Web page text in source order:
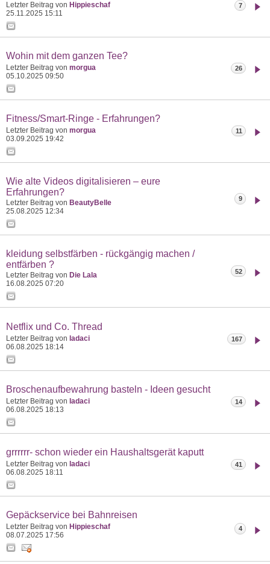
Letzter Beitrag von Hippieschaf
25.11.2025 15:11
7
Wohin mit dem ganzen Tee?
Letzter Beitrag von morgua
05.10.2025 09:50
26
Fitness/Smart-Ringe - Erfahrungen?
Letzter Beitrag von morgua
03.09.2025 19:42
11
Wie alte Videos digitalisieren – eure
Erfahrungen?
Letzter Beitrag von BeautyBelle
25.08.2025 12:34
9
kleidung selbstfärben - rückgängig machen /
entfärben ?
Letzter Beitrag von Die Lala
16.08.2025 07:20
52
Netflix und Co. Thread
Letzter Beitrag von ladaci
06.08.2025 18:14
167
Broschenaufbewahrung basteln - Ideen gesucht
Letzter Beitrag von ladaci
06.08.2025 18:13
14
grrrrrr- schon wieder ein Haushaltsgerät kaputt
Letzter Beitrag von ladaci
06.08.2025 18:11
41
Gepäckservice bei Bahnreisen
Letzter Beitrag von Hippieschaf
08.07.2025 17:56
4